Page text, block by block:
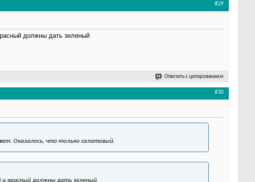
#29
должны дать зеленый
Ответить с цитированием
#30
Оказалось, что только салатовый.
и красный должны дать зеленый